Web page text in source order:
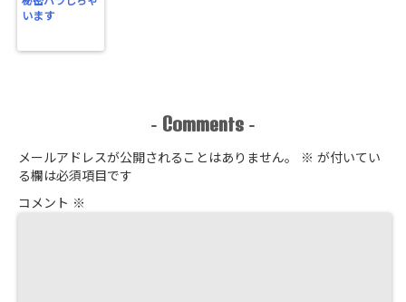
います
- Comments -
メールアドレスが公開されることはありません。 ※ が付いてい
る欄は必須項目です
コメント ※